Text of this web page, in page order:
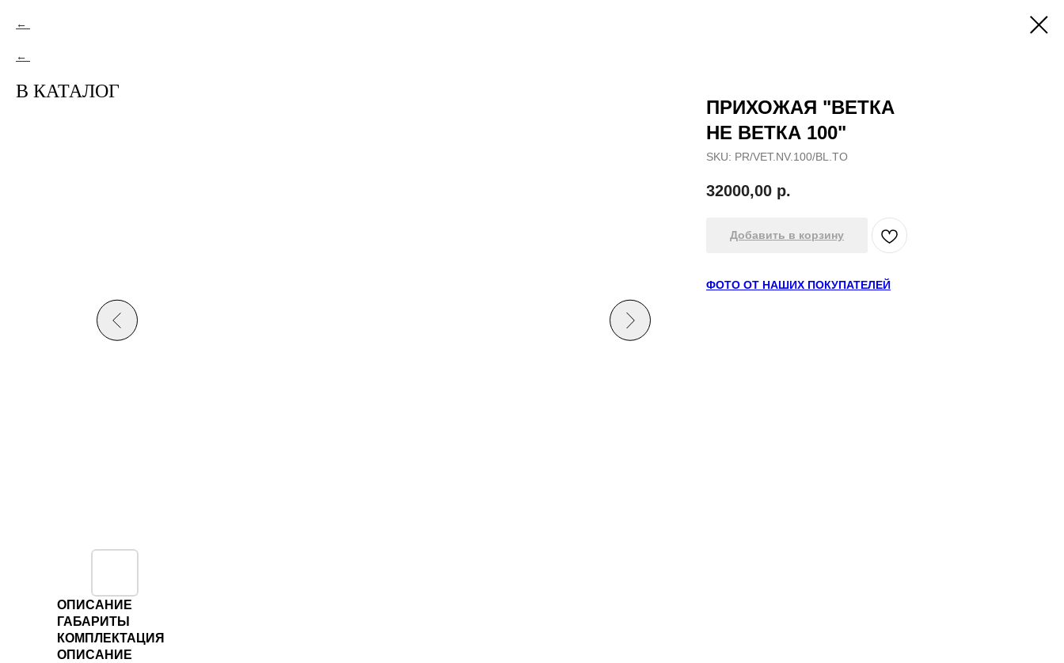
В КАТАЛОГ
ПРИХОЖАЯ "ВЕТКА
НЕ ВЕТКА 100"
SKU: PR/VET.NV.100/BL.TO
32000,00 р.
Добавить в корзину
ФОТО ОТ НАШИХ ПОКУПАТЕЛЕЙ
ОПИСАНИЕ
ГАБАРИТЫ
КОМПЛЕКТАЦИЯ
ОПИСАНИЕ